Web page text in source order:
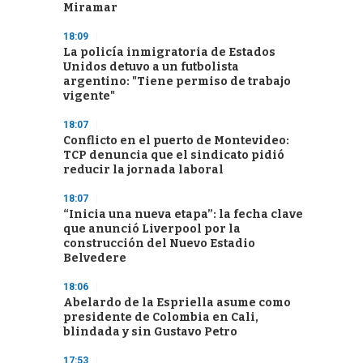
Miramar
18:09
La policía inmigratoria de Estados
Unidos detuvo a un futbolista
argentino: "Tiene permiso de trabajo
vigente"
18:07
Conflicto en el puerto de Montevideo:
TCP denuncia que el sindicato pidió
reducir la jornada laboral
18:07
“Inicia una nueva etapa”: la fecha clave
que anunció Liverpool por la
construcción del Nuevo Estadio
Belvedere
18:06
Abelardo de la Espriella asume como
presidente de Colombia en Cali,
blindada y sin Gustavo Petro
17:53